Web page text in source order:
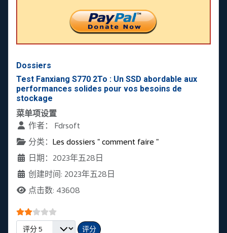
Dossiers
Test Fanxiang S770 2To : Un SSD abordable aux
performances solides pour vos besoins de
stockage
菜单项设置
作者： Fdrsoft
分类： Les dossiers " comment faire "
日期：2023年五28日
创建时间: 2023年五28日
点击数: 43608
会员评分:2/
请评分